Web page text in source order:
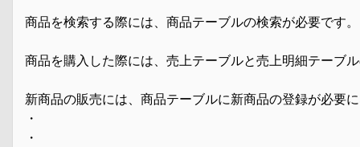
商品を検索する際には、商品テーブルの検索が必要です。
商品を購入した際には、売上テーブルと売上明細テーブ
新商品の販売には、商品テーブルに新商品の登録が必要
・
・